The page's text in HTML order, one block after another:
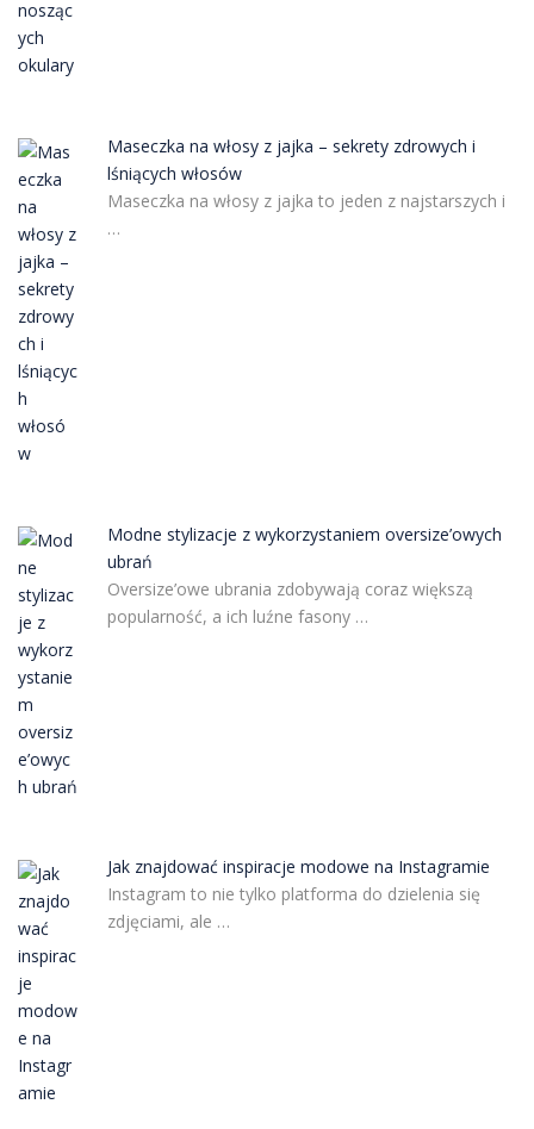
Maseczka na włosy z jajka – sekrety zdrowych i
lśniących włosów
Maseczka na włosy z jajka to jeden z najstarszych i
…
Modne stylizacje z wykorzystaniem oversize’owych
ubrań
Oversize’owe ubrania zdobywają coraz większą
popularność, a ich luźne fasony …
Jak znajdować inspiracje modowe na Instagramie
Instagram to nie tylko platforma do dzielenia się
zdjęciami, ale …